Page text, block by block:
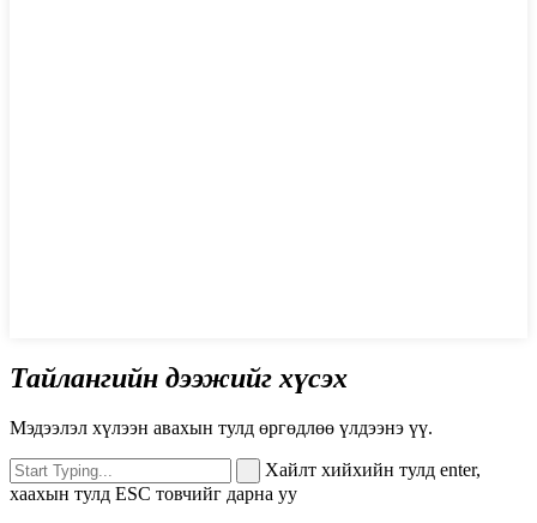
Тайлангийн дээжийг хүсэх
Мэдээлэл хүлээн авахын тулд өргөдлөө үлдээнэ үү.
Хайлт хийхийн тулд enter,
хаахын тулд ESC товчийг дарна уу